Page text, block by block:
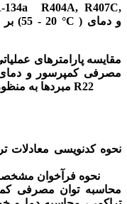
مصرفی کمپرسور و
مبردها به منظور تصمیم گیری مناسب در جایگزینی مبرد R22
2- نحوه فرآخوان